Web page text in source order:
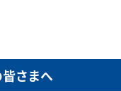
さまへ